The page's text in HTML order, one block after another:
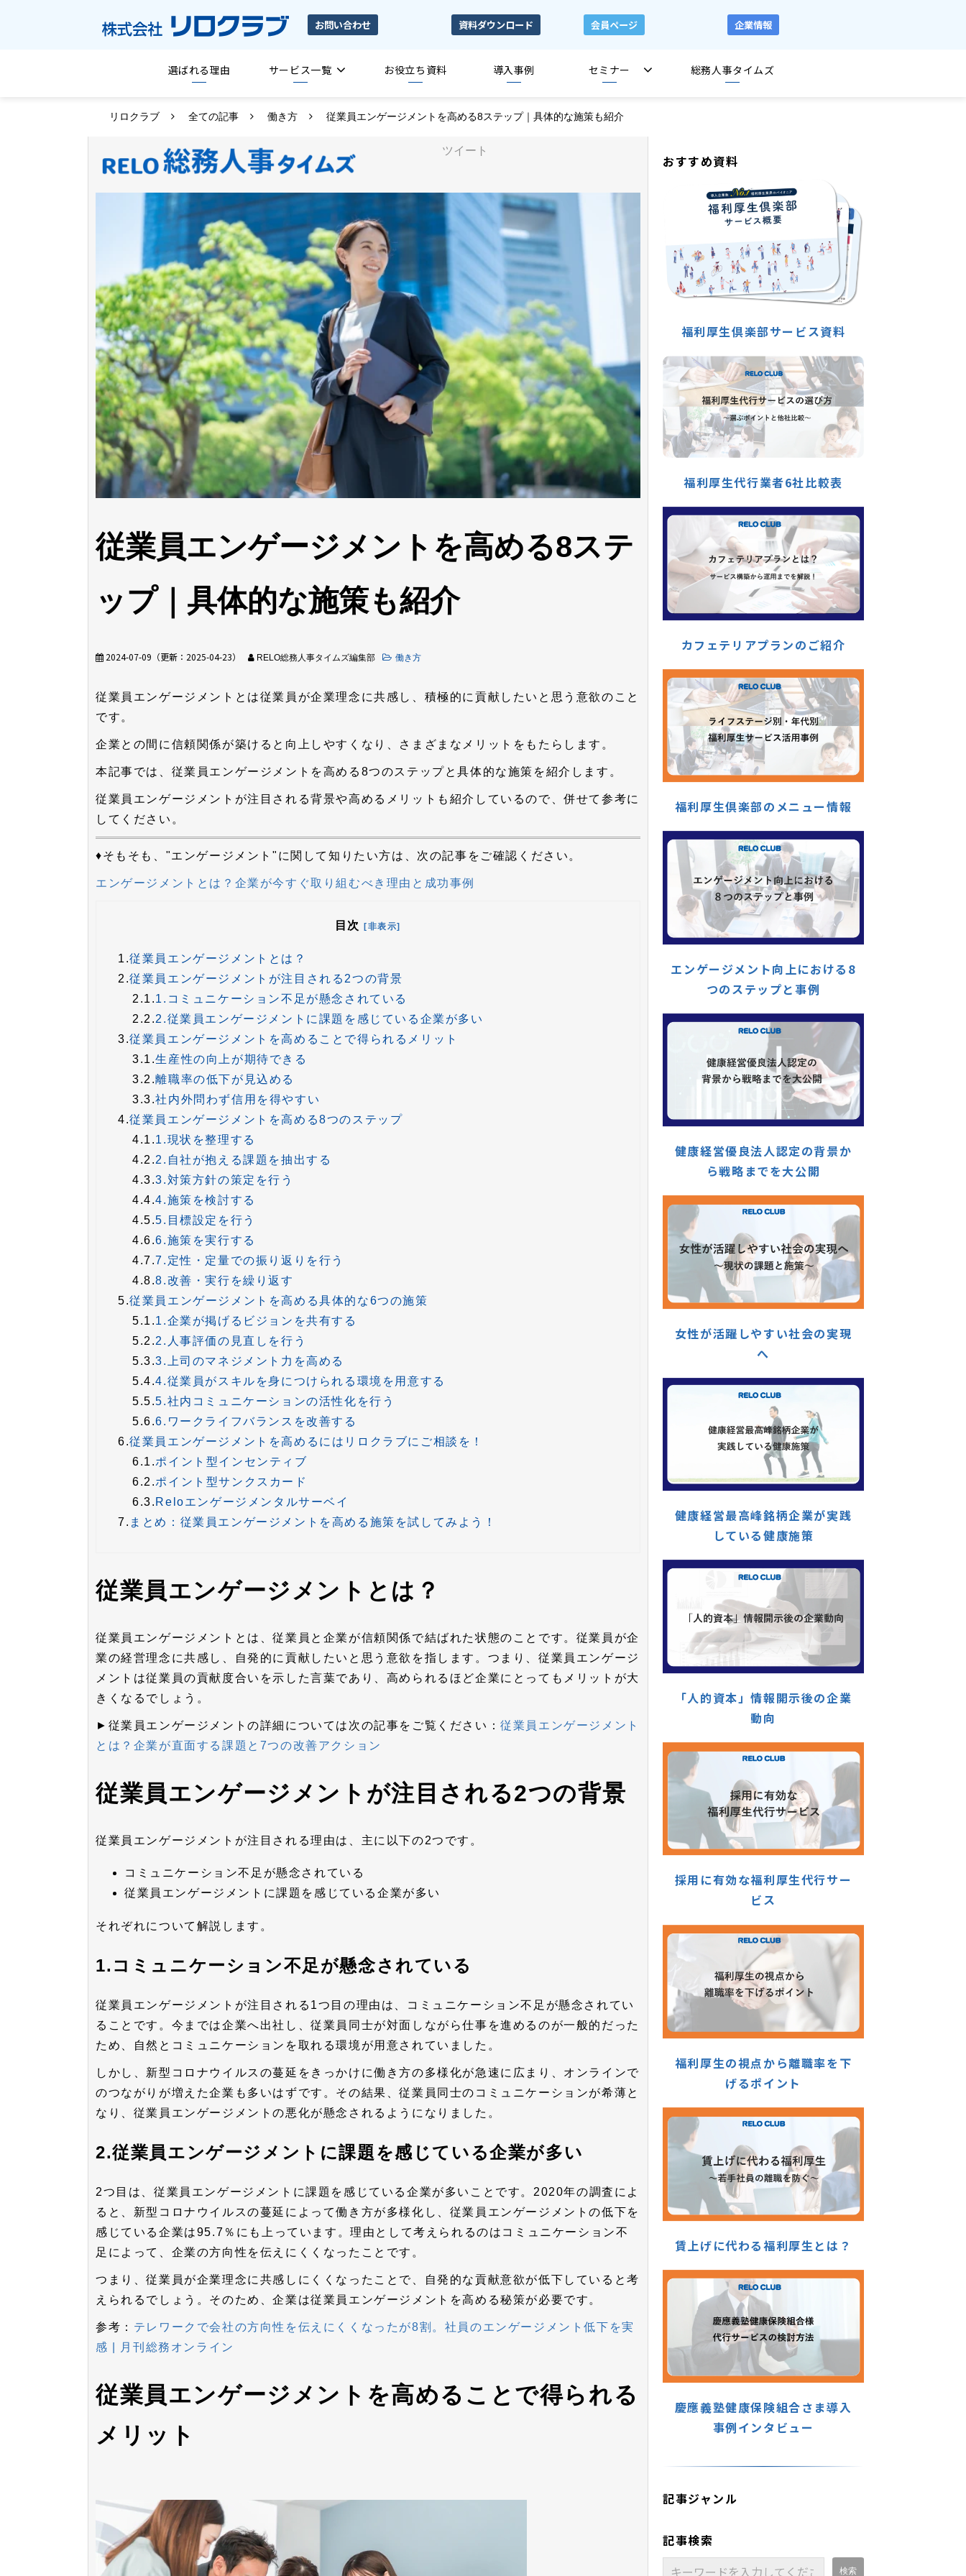
お問い合わせ 資料ダウンロード 会員ページ 企業情報
選ばれる理由 サービス一覧 お役立ち資料 導入事例 セミナー 総務人事タイムズ
リロクラブ 全ての記事 働き方 従業員エンゲージメントを高める8ステップ｜具体的な施策も紹介
ツイート
従業員エンゲージメントを高める8ステ
ップ｜具体的な施策も紹介
2024-07-09 （更新： 2025-04-23） RELO総務人事タイムズ編集部 働き方
従業員エンゲージメントとは従業員が企業理念に共感し、積極的に貢献したいと思う意欲のこと
です。
企業との間に信頼関係が築けると向上しやすくなり、さまざまなメリットをもたらします。
本記事では、従業員エンゲージメントを高める8つのステップと具体的な施策を紹介します。
従業員エンゲージメントが注目される背景や高めるメリットも紹介しているので、併せて参考に
してください。
♦そもそも、"エンゲージメント"に関して知りたい方は、次の記事をご確認ください。
エンゲージメントとは？企業が今すぐ取り組むべき理由と成功事例
目次 [非表示]
1.従業員エンゲージメントとは？
2.従業員エンゲージメントが注目される2つの背景
2.1.1.コミュニケーション不足が懸念されている
2.2.2.従業員エンゲージメントに課題を感じている企業が多い
3.従業員エンゲージメントを高めることで得られるメリット
3.1.生産性の向上が期待できる
3.2.離職率の低下が見込める
3.3.社内外問わず信用を得やすい
4.従業員エンゲージメントを高める8つのステップ
4.1.1.現状を整理する
4.2.2.自社が抱える課題を抽出する
4.3.3.対策方針の策定を行う
4.4.4.施策を検討する
4.5.5.目標設定を行う
4.6.6.施策を実行する
4.7.7.定性・定量での振り返りを行う
4.8.8.改善・実行を繰り返す
5.従業員エンゲージメントを高める具体的な6つの施策
5.1.1.企業が掲げるビジョンを共有する
5.2.2.人事評価の見直しを行う
5.3.3.上司のマネジメント力を高める
5.4.4.従業員がスキルを身につけられる環境を用意する
5.5.5.社内コミュニケーションの活性化を行う
5.6.6.ワークライフバランスを改善する
6.従業員エンゲージメントを高めるにはリロクラブにご相談を！
6.1.ポイント型インセンティブ
6.2.ポイント型サンクスカード
6.3. Reloエンゲージメンタルサーベイ
7. まとめ：従業員エンゲージメントを高める施策を試してみよう！
従業員エンゲージメントとは？
従業員エンゲージメントとは、従業員と企業が信頼関係で結ばれた状態のことです。従業員が企
業の経営理念に共感し、自発的に貢献したいと思う意欲を指します。つまり、従業員エンゲージ
メントは従業員の貢献度合いを示した言葉であり、高められるほど企業にとってもメリットが大
きくなるでしょう。
►従業員エンゲージメントの詳細については次の記事をご覧ください：従業員エンゲージメント
とは？企業が直面する課題と7つの改善アクション
従業員エンゲージメントが注目される2つの背景
従業員エンゲージメントが注目される理由は、主に以下の2つです。
コミュニケーション不足が懸念されている
従業員エンゲージメントに課題を感じている企業が多い
それぞれについて解説します。
1.コミュニケーション不足が懸念されている
従業員エンゲージメントが注目される1つ目の理由は、コミュニケーション不足が懸念されてい
ることです。今までは企業へ出社し、従業員同士が対面しながら仕事を進めるのが一般的だった
ため、自然とコミュニケーションを取れる環境が用意されていました。
しかし、新型コロナウイルスの蔓延をきっかけに働き方の多様化が急速に広まり、オンラインで
のつながりが増えた企業も多いはずです。その結果、従業員同士のコミュニケーションが希薄と
なり、従業員エンゲージメントの悪化が懸念されるようになりました。
2.従業員エンゲージメントに課題を感じている企業が多い
2つ目は、従業員エンゲージメントに課題を感じている企業が多いことです。2020年の調査によ
ると、新型コロナウイルスの蔓延によって働き方が多様化し、従業員エンゲージメントの低下を
感じている企業は95.7％にも上っています。理由として考えられるのはコミュニケーション不
足によって、企業の方向性を伝えにくくなったことです。
つまり、従業員が企業理念に共感しにくくなったことで、自発的な貢献意欲が低下していると考
えられるでしょう。そのため、企業は従業員エンゲージメントを高める秘策が必要です。
参考： テレワークで会社の方向性を伝えにくくなったが8割。社員のエンゲージメント低下を実
感 | 月刊総務オンライン
従業員エンゲージメントを高めることで得られる
メリット
おすすめ資料
福利厚生倶楽部サービス資料
福利厚生代行業者6社比較表
カフェテリアプランのご紹介
福利厚生倶楽部のメニュー情報
エンゲージメント向上における8
つのステップと事例
健康経営優良法人認定の背景か
ら戦略までを大公開
女性が活躍しやすい社会の実現
へ
健康経営最高峰銘柄企業が実践
している健康施策
「人的資本」情報開示後の企業
動向
採用に有効な福利厚生代行サー
ビス
福利厚生の視点から離職率を下
げるポイント
賃上げに代わる福利厚生とは？
慶應義塾健康保険組合さま導入
事例インタビュー
記事ジャンル
記事検索